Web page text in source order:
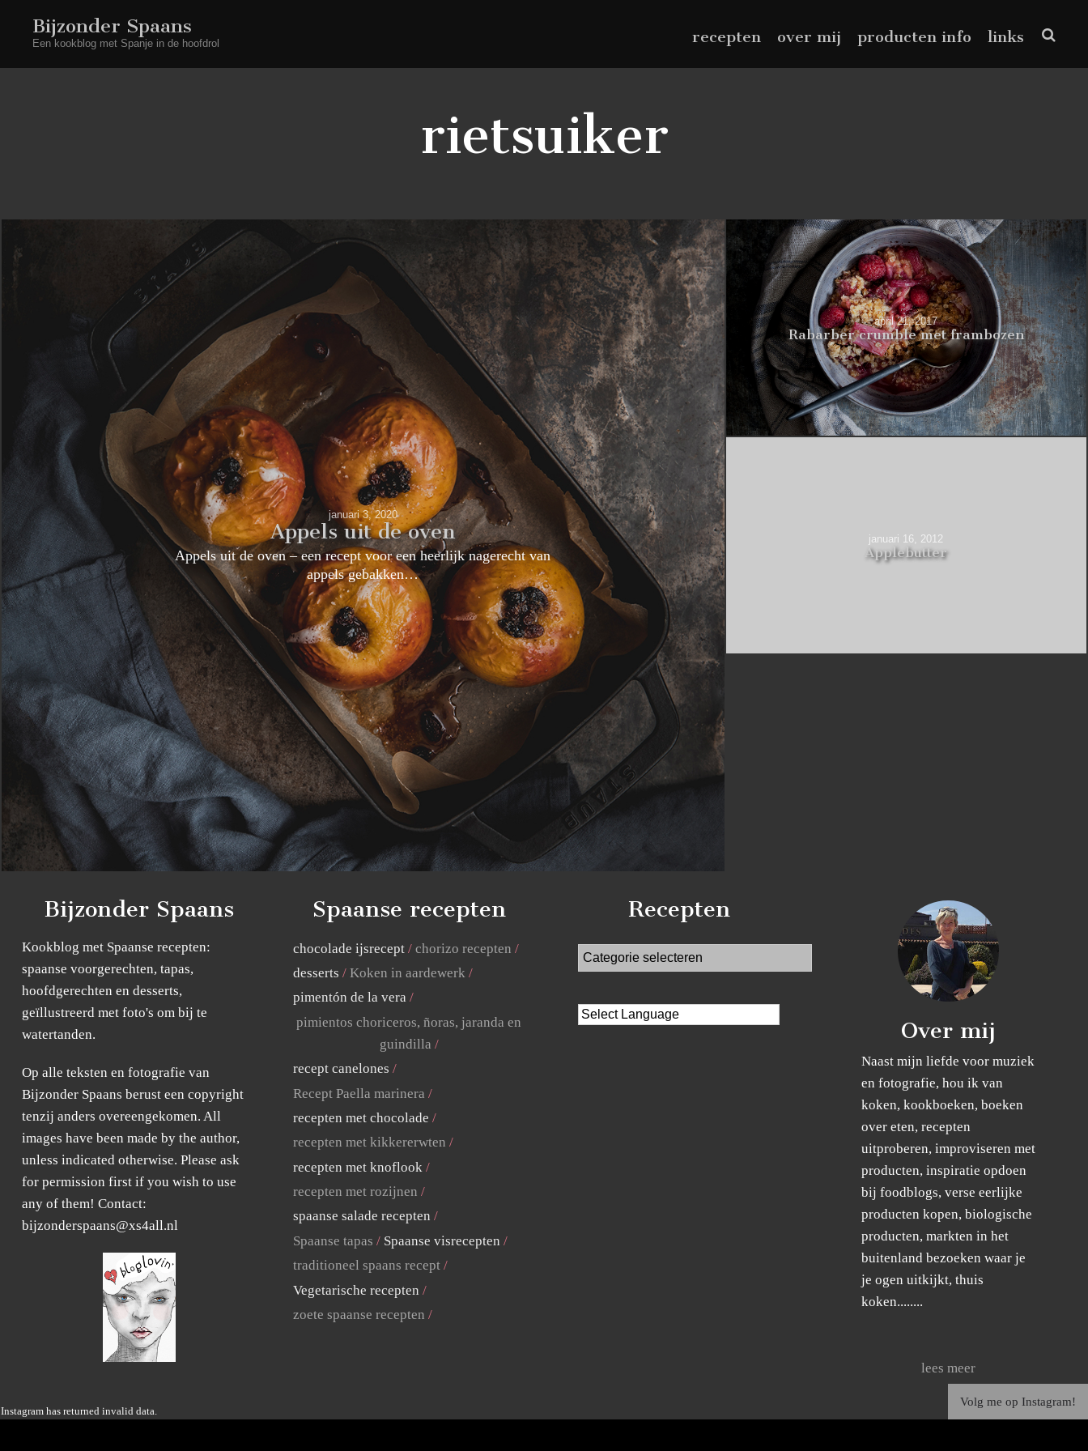
Bijzonder Spaans
Een kookblog met Spanje in de hoofdrol recepten over mij producten info links
rietsuiker
januari 3, 2020
Appels uit de oven
Appels uit de oven – een recept voor een heerlijk nagerecht van
appels gebakken…
april 21, 2017
Rabarber crumble met frambozen
januari 16, 2012
Applebutter
Bijzonder Spaans
Kookblog met Spaanse recepten:
spaanse voorgerechten, tapas,
hoofdgerechten en desserts,
geïllustreerd met foto's om bij te
watertanden.
Op alle teksten en fotografie van
Bijzonder Spaans berust een copyright
tenzij anders overeengekomen. All
images have been made by the author,
unless indicated otherwise. Please ask
for permission first if you wish to use
any of them! Contact:
bijzonderspaans@xs4all.nl
Spaanse recepten
chocolade ijsrecept
chorizo recepten
desserts
Koken in aardewerk
pimentón de la vera
pimientos choriceros, ñoras, jaranda en
guindilla
recept canelones
Recept Paella marinera
recepten met chocolade
recepten met kikkererwten
recepten met knoflook
recepten met rozijnen
spaanse salade recepten
Spaanse tapas
Spaanse visrecepten
traditioneel spaans recept
Vegetarische recepten
zoete spaanse recepten
Recepten
Over mij
Naast mijn liefde voor muziek
en fotografie, hou ik van
koken, kookboeken, boeken
over eten, recepten
uitproberen, improviseren met
producten, inspiratie opdoen
bij foodblogs, verse eerlijke
producten kopen, biologische
producten, markten in het
buitenland bezoeken waar je
je ogen uitkijkt, thuis
koken........
lees meer
Instagram has returned invalid data.
Volg me op Instagram!